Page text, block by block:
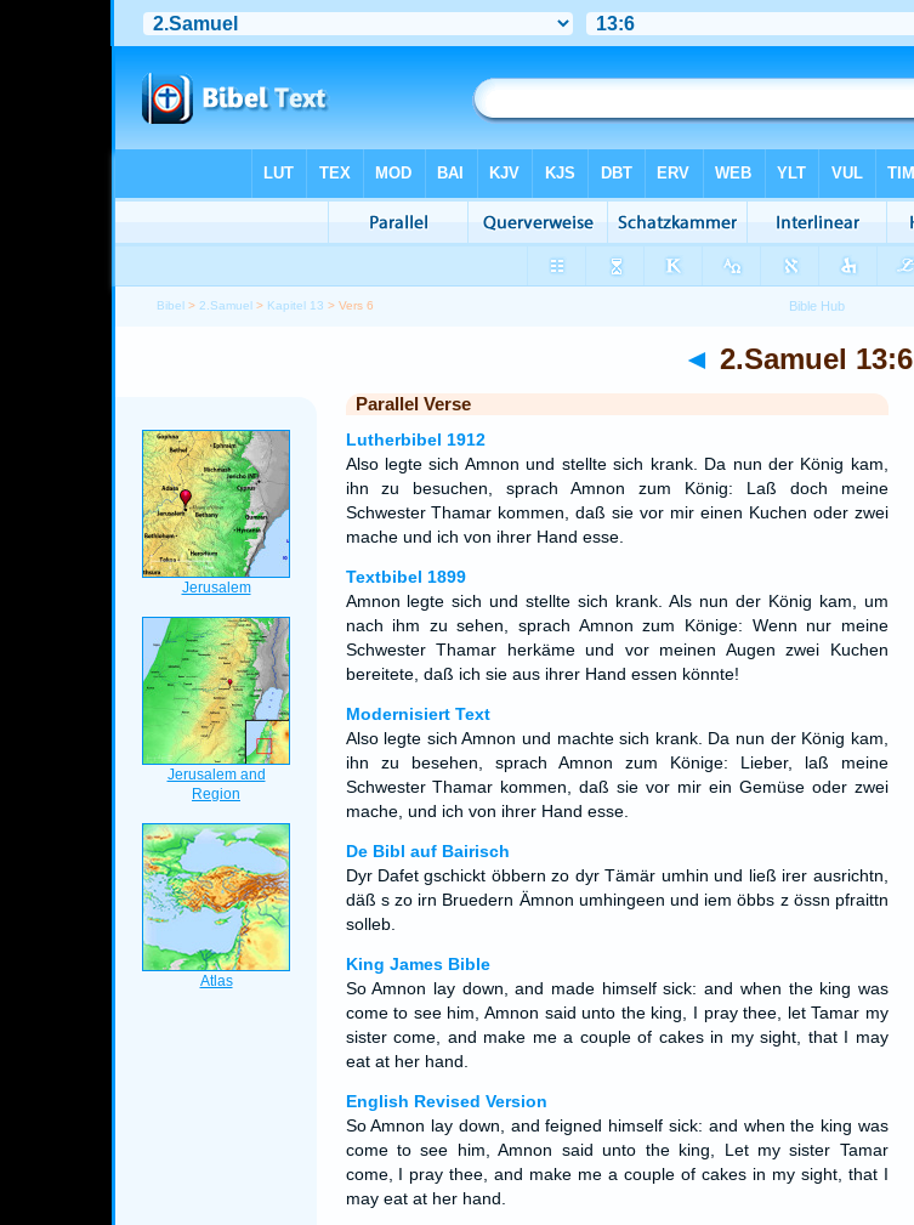
Bibel > 2.Samuel > Kapitel 13 > Vers 6
◄ 2.Samuel 13:6
Parallel Verse
Lutherbibel 1912
Also legte sich Amnon und stellte sich krank. Da nun der König kam,
ihn zu besuchen, sprach Amnon zum König: Laß doch meine
Schwester Thamar kommen, daß sie vor mir einen Kuchen oder zwei
mache und ich von ihrer Hand esse.
Textbibel 1899
Amnon legte sich und stellte sich krank. Als nun der König kam, um
nach ihm zu sehen, sprach Amnon zum Könige: Wenn nur meine
Schwester Thamar herkäme und vor meinen Augen zwei Kuchen
bereitete, daß ich sie aus ihrer Hand essen könnte!
Modernisiert Text
Also legte sich Amnon und machte sich krank. Da nun der König kam,
ihn zu besehen, sprach Amnon zum Könige: Lieber, laß meine
Schwester Thamar kommen, daß sie vor mir ein Gemüse oder zwei
mache, und ich von ihrer Hand esse.
De Bibl auf Bairisch
Dyr Dafet gschickt öbbern zo dyr Tämär umhin und ließ irer ausrichtn,
däß s zo irn Bruedern Ämnon umhingeen und iem öbbs z össn pfraittn
solleb.
King James Bible
So Amnon lay down, and made himself sick: and when the king was
come to see him, Amnon said unto the king, I pray thee, let Tamar my
sister come, and make me a couple of cakes in my sight, that I may
eat at her hand.
English Revised Version
So Amnon lay down, and feigned himself sick: and when the king was
come to see him, Amnon said unto the king, Let my sister Tamar
come, I pray thee, and make me a couple of cakes in my sight, that I
may eat at her hand.